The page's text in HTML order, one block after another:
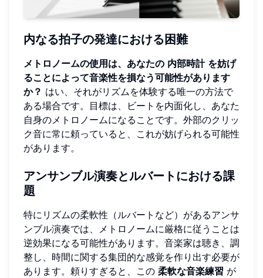
内なる拍子の発達における困難
メトロノームの使用は、あなたの 内部時計 を妨げ
ることによって音楽性を損なう可能性があります
か？ はい、それがリズムを体験する唯一の方法で
ある場合です。目標は、ビートを内面化し、あなた
自身のメトロノームになることです。外部のクリッ
ク音に常に頼っていると、これが妨げられる可能性
があります。
アンサンブル演奏とルバートにおける課
題
特にリズムの柔軟性（ルバートなど）があるアンサ
ンブル演奏では、メトロノームに厳格に従うことは
逆効果になる可能性があります。音楽家は聴き、調
整し、時間に関する集団的な感覚を作り出す必要が
あります。頼りすぎると、この 柔軟な音楽練習 が